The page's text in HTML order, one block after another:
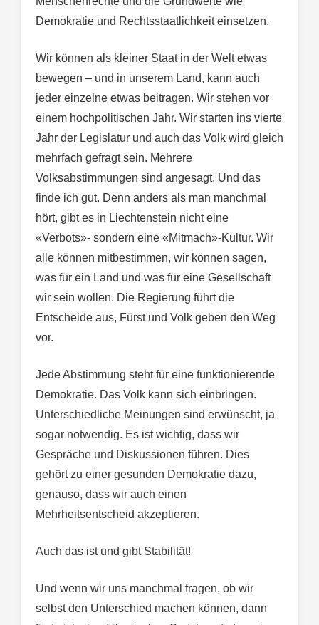
Demokratie und Rechtsstaatlichkeit einsetzen.
Wir können als kleiner Staat in der Welt etwas
bewegen – und in unserem Land, kann auch
jeder einzelne etwas beitragen. Wir stehen vor
einem hochpolitischen Jahr. Wir starten ins vierte
Jahr der Legislatur und auch das Volk wird gleich
mehrfach gefragt sein. Mehrere
Volksabstimmungen sind angesagt. Und das
finde ich gut. Denn anders als man manchmal
hört, gibt es in Liechtenstein nicht eine
«Verbots»- sondern eine «Mitmach»-Kultur. Wir
alle können mitbestimmen, wir können sagen,
was für ein Land und was für eine Gesellschaft
wir sein wollen. Die Regierung führt die
Entscheide aus, Fürst und Volk geben den Weg
vor.
Jede Abstimmung steht für eine funktionierende
Demokratie. Das Volk kann sich einbringen.
Unterschiedliche Meinungen sind erwünscht, ja
sogar notwendig. Es ist wichtig, dass wir
Gespräche und Diskussionen führen. Dies
gehört zu einer gesunden Demokratie dazu,
genauso, dass wir auch einen
Mehrheitsentscheid akzeptieren.
Auch das ist und gibt Stabilität!
Und wenn wir uns manchmal fragen, ob wir
selbst den Unterschied machen können, dann